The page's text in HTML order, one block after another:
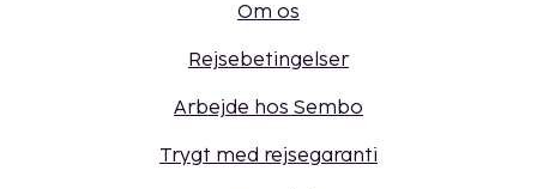
Om os
Rejsebetingelser
Arbejde hos Sembo
Trygt med rejsegaranti